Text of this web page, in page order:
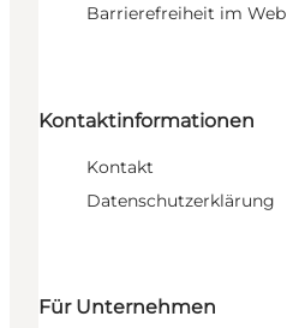
Barrierefreiheit im Web
Kontaktinformationen
Kontakt
Datenschutzerklärung
Für Unternehmen